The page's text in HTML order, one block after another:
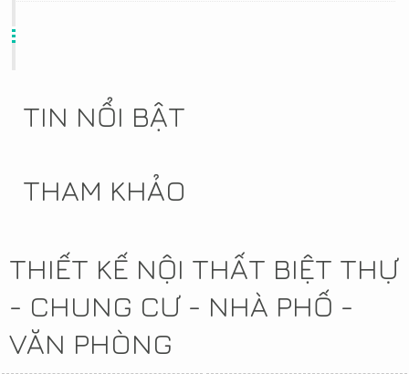
TIN NỔI BẬT
THAM KHẢO
THIẾT KẾ NỘI THẤT BIỆT THỰ
- CHUNG CƯ - NHÀ PHỐ -
VĂN PHÒNG